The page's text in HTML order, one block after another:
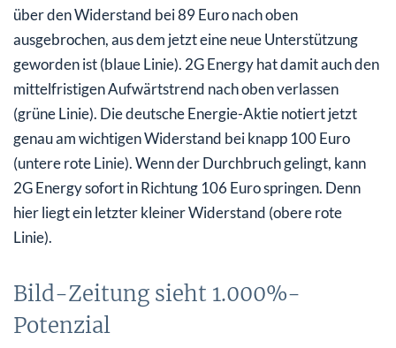
über den Widerstand bei 89 Euro nach oben
ausgebrochen, aus dem jetzt eine neue Unterstützung
geworden ist (blaue Linie). 2G Energy hat damit auch den
mittelfristigen Aufwärtstrend nach oben verlassen
(grüne Linie). Die deutsche Energie-Aktie notiert jetzt
genau am wichtigen Widerstand bei knapp 100 Euro
(untere rote Linie). Wenn der Durchbruch gelingt, kann
2G Energy sofort in Richtung 106 Euro springen. Denn
hier liegt ein letzter kleiner Widerstand (obere rote
Linie).
Bild-Zeitung sieht 1.000%-
Potenzial